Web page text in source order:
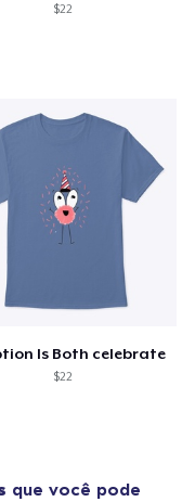
$22
Is Both celebrate
$22
que você pode